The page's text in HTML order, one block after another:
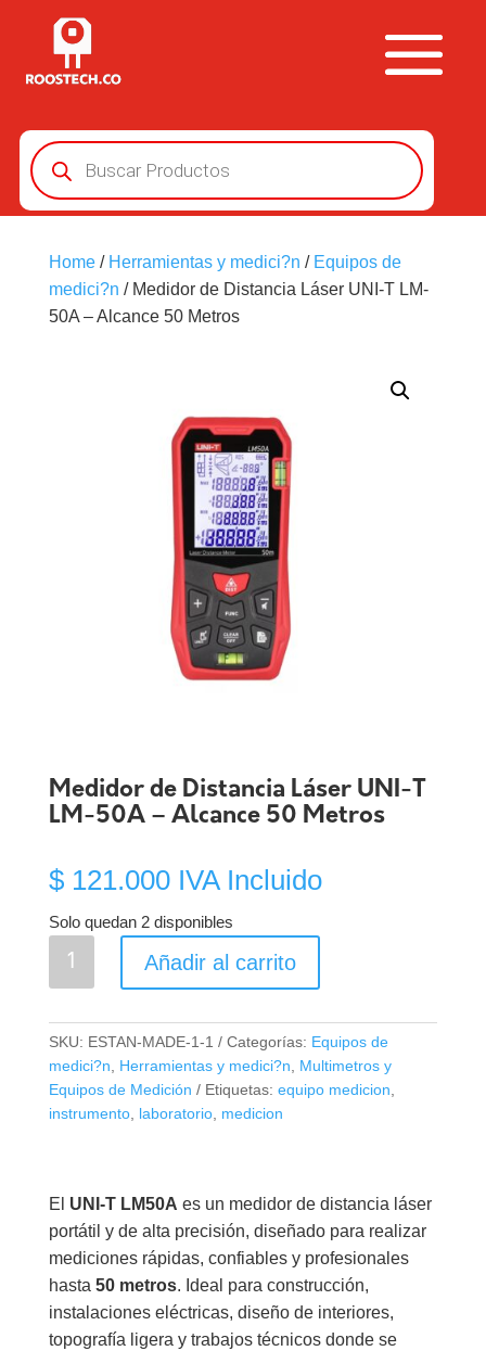
Búsqueda
de
productos
Home/ Herramientas y medici?n / Equipos de
medici?n / Medidor de Distancia Láser UNI-T LM-
50A – Alcance 50 Metros
Medidor de Distancia Láser UNI-T
LM-50A – Alcance 50 Metros
$121.000 IVA Incluido
Solo quedan 2 disponibles
Medidor
Láser
UNI-
T
LM-
Metros
Añadir al carrito
SKU: ESTAN-MADE-1-1 Categorías: Equipos de
medici?n
Herramientas y medici?n
Multimetros y
Equipos de Medición
Etiquetas: equipo medicion
instrumento, laboratorio, medicion
El UNI-T LM50A es un medidor de distancia láser
portátil y de alta precisión, diseñado para realizar
mediciones rápidas, confiables y profesionales
hasta 50 metros. Ideal para construcción,
instalaciones eléctricas, diseño de interiores,
topografía ligera y trabajos técnicos donde se